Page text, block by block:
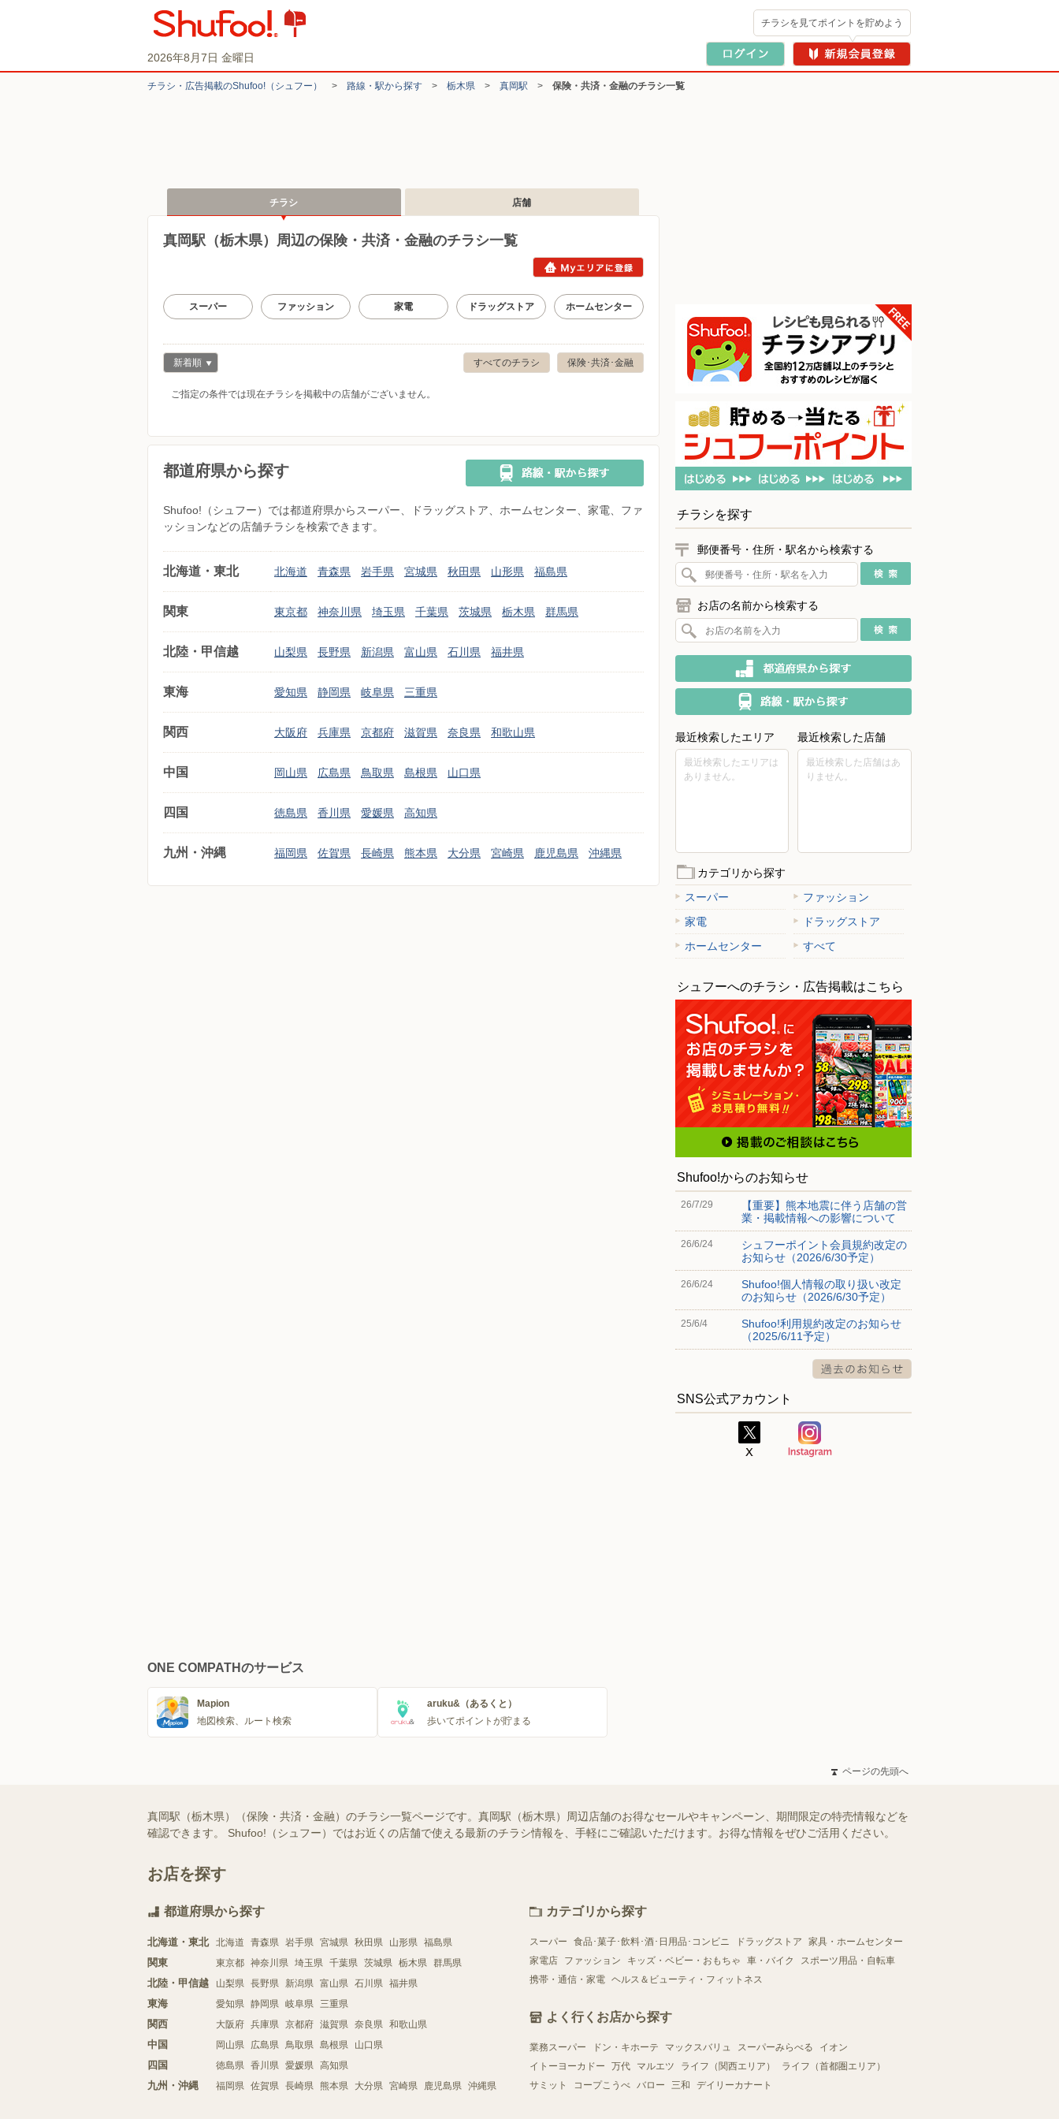
2026年8月7日 金曜日
チラシを見てポイントを貯めよう
チラシ・​広告掲載の​Shufoo!​（シュフー） > 路線・駅から探す > 栃木県 > 真岡駅 > 保険・共済・金融のチラシ一覧
チラシ 店舗
真岡駅（栃木県）周辺の保険・共済・金融のチラシ一覧
スーパー ファッション 家電 ドラッグストア ホームセンター
保険･共済･金融
すべてのチラシ
新着順
ご指定の条件では現在チラシを掲載中の店舗がございません。
都道府県から探す
Shufoo!（シュフー）では都道府県からスーパー、ドラッグストア、ホームセンター、家電、ファ
ッションなどの店舗チラシを検索できます。
北海道・東北 北海道 青森県 岩手県 宮城県 秋田県 山形県 福島県
関東 東京都 神奈川県 埼玉県 千葉県 茨城県 栃木県 群馬県
北陸・甲信越 山梨県 長野県 新潟県 富山県 石川県 福井県
東海 愛知県 静岡県 岐阜県 三重県
関西 大阪府 兵庫県 京都府 滋賀県 奈良県 和歌山県
中国 岡山県 広島県 鳥取県 島根県 山口県
四国 徳島県 香川県 愛媛県 高知県
九州・沖縄 福岡県 佐賀県 長崎県 熊本県 大分県 宮崎県 鹿児島県 沖縄県
チラシを探す
郵便番号・住所・駅名から検索する
お店の名前から検索する
最近検索したエリア
最近検索したエリアは
ありません。
最近検索した店舗
最近検索した店舗はあ
りません。
カテゴリから探す
スーパー
ファッション
家電
ドラッグストア
ホームセンター
すべて
シュフーへのチラシ・広告掲載はこちら
Shufoo!からのお知らせ
26/7/29
【重要】熊本地震に伴う店舗の営
業・掲載情報への影響について
26/6/24
シュフーポイント会員規約改定の
お知らせ（2026/6/30予定）
26/6/24
Shufoo!個人情報の取り扱い改定
のお知らせ（2026/6/30予定）
25/6/4
Shufoo!利用規約改定のお知らせ
（2025/6/11予定）
SNS公式アカウント
ONE COMPATHのサービス
Mapion
地図検索、ルート検索
aruku&（あるくと）
歩いてポイントが貯まる
ページの先頭へ
真岡駅（栃木県）（保険・共済・金融）のチラシ一覧ページです。真岡駅（栃木県）周辺店舗のお得なセールやキャンペーン、期間限定の特売情報などを
確認できます。 Shufoo!（シュフー）ではお近くの店舗で使える最新のチラシ情報を、手軽にご確認いただけます。お得な情報をぜひご活用ください。
お店を探す
都道府県から探す
北海道・東北 北海道 青森県 岩手県 宮城県 秋田県 山形県 福島県
関東 東京都 神奈川県 埼玉県 千葉県 茨城県 栃木県 群馬県
北陸・甲信越 山梨県 長野県 新潟県 富山県 石川県 福井県
東海 愛知県 静岡県 岐阜県 三重県
関西 大阪府 兵庫県 京都府 滋賀県 奈良県 和歌山県
中国 岡山県 広島県 鳥取県 島根県 山口県
四国 徳島県 香川県 愛媛県 高知県
九州・沖縄 福岡県 佐賀県 長崎県 熊本県 大分県 宮崎県 鹿児島県 沖縄県
カテゴリから探す
スーパー 食品･菓子･飲料･酒･日用品･コンビニ ドラッグストア
家具・ホームセンター
家電店
ファッション キッズ・ベビー・おもちゃ 車・バイク
スポーツ用品・自転車
携帯・通信・家電 ヘルス＆ビューティ・フィットネス
よく行くお店から探す
業務スーパー ドン・キホーテ マックスバリュ スーパーみらべる
イオン
イトーヨーカドー
万代 マルエツ ライフ（関西エリア）
ライフ（首都圏エリア）
サミット
コープこうべ バロー 三和 デイリーカナート